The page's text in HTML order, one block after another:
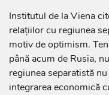
Institutul de la Viena
relațiilor cu regiunea
motiv de optimism.
până acum de Rusia,
regiunea separatistă
integrarea economică